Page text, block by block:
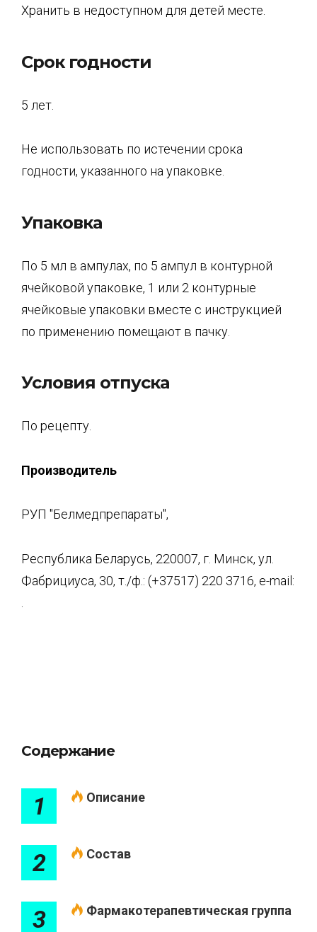
Хранить в недоступном для детей месте.
Срок годности
5 лет.
Не использовать по истечении срока
годности, указанного на упаковке.
Упаковка
По 5 мл в ампулах, по 5 ампул в контурной
ячейковой упаковке, 1 или 2 контурные
ячейковые упаковки вместе с инструкцией
по применению помещают в пачку.
Условия отпуска
По рецепту.
Производитель
РУП "Белмедпрепараты",
Республика Беларусь, 220007, г. Минск, ул.
Фабрициуса, 30, т./ф.: (+37517) 220 3716, e-mail:
Содержание
1 Описание
2 Состав
3 Фармакотерапевтическая группа